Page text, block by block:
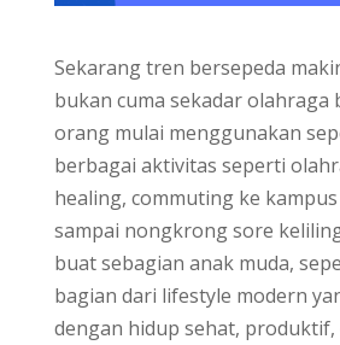
Sekarang tren bersepeda
bukan cuma sekadar olahraga
orang mulai menggunakan
berbagai aktivitas seperti
healing, commuting ke
sampai nongkrong sore
buat sebagian anak muda,
bagian dari lifestyle modern
dengan hidup sehat, produktif,